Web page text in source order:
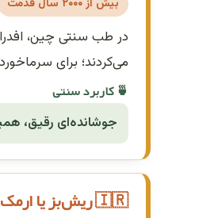
بیش از ۲۰۰۰ سال قدمت
در طب سنتی چین،
می‌کردند؛ برای
🍵 کاربرد سنتی
جوشانده‌ای رقیق،
🇮🇷 ریش‌بز یا ارمک، در طب سنتی ایران